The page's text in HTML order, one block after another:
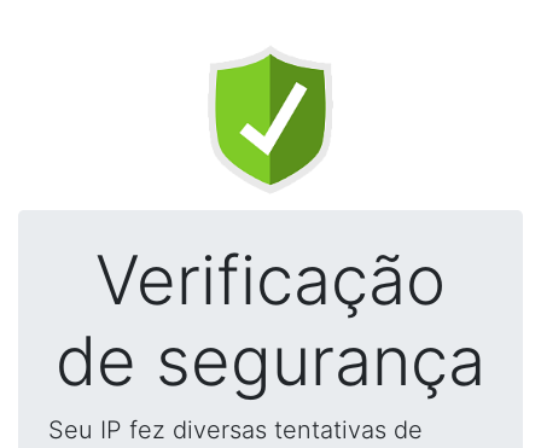
Verificação
de segurança
Seu IP fez diversas tentativas de